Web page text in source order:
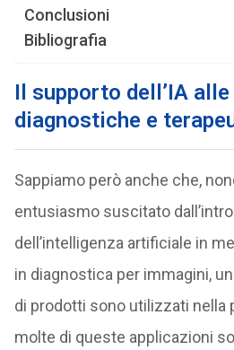
Conclusioni
Bibliografia
Il supporto dell’IA
diagnostiche e
Sappiamo però anche che,
entusiasmo suscitato
dell’intelligenza artificiale in
in diagnostica per immagini,
di prodotti sono utilizzati nella
molte di queste applicazioni